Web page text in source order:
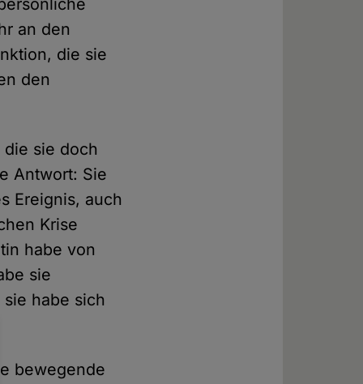
an den
die sie
den
sie doch
Antwort: Sie
Ereignis, auch
Krise
habe von
sie
habe sich
bewegende